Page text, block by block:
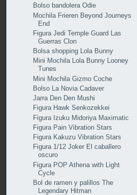
Bolso bandolera Odie
Mochila Frieren Beyond Journeys
End
Figura Jedi Temple Guard Las
Guerras Clon
Bolsa shopping Lola Bunny
Mini Mochila Lola Bunny Looney
Tunes
Mini Mochila Gizmo Coche
Bolso La Novia Cadaver
Jarra Den Den Mushi
Figura Hawk Senkozekkei
Figura Izuku Midoriya Maximatic
Figura Pain Vibration Stars
Figura Kakuzu Vibration Stars
Figura 1/12 Joker El caballero
oscuro
Figura POP Athena with Light
Cycle
Bol de ramen y palillos The
Legendary Hitman